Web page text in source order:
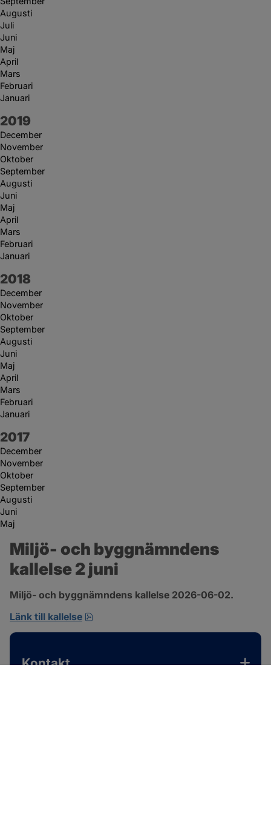
Augusti
Juli
Juni
Maj
April
Mars
Februari
Januari
År:
2019
December
November
Oktober
September
Augusti
Juni
Maj
April
Mars
Februari
Januari
År:
2018
December
November
Oktober
September
Augusti
Juni
Maj
April
Mars
Februari
Januari
År:
2017
December
November
Oktober
September
Augusti
Juni
Maj
Miljö- och byggnämndens
kallelse 2 juni
Miljö- och byggnämndens kallelse 2026-06-02.
Länk till kallelse
Kontakt